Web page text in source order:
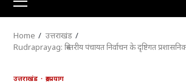
Primary
Menu
Home
उत्तराखंड
Rudraprayag: त्रिस्तरीय पंचायत निर्वाचन के दृष्टिगत
उत्तराखंड रुद्रप्रयाग